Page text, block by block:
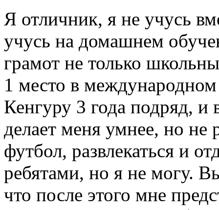
Я отличник, я не учусь
учусь на домашнем
грамот не только
1 место в
Кенгуру 3 года подряд, и
делает меня умнее, но не
футбол, развлекаться и
ребятами, но я не могу.
что после этого мне